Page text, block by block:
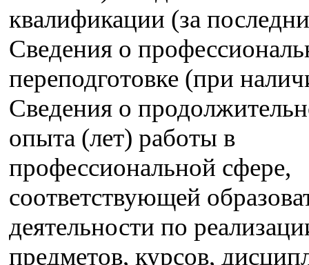
квалификации (за
Сведения о
переподготовке (при
Сведения о
опыта (лет) работы в
профессиональной сфере,
соответствующей
деятельности по
предметов, курсов,